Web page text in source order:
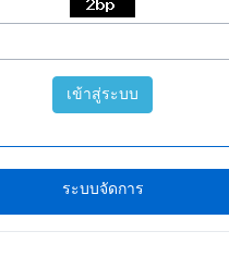
เข้าสู่ระบบ
ระบบจัดการ